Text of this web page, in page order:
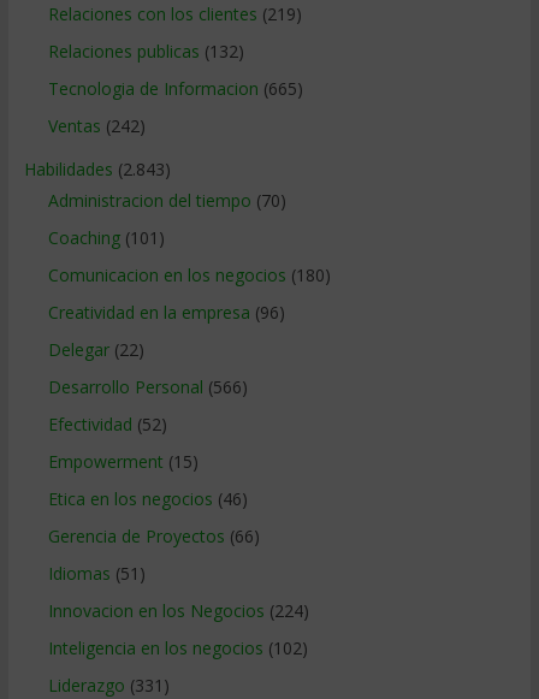
Relaciones con los clientes (219)
Relaciones publicas (132)
Tecnologia de Informacion (665)
Ventas (242)
Habilidades (2.843)
Administracion del tiempo (70)
Coaching(101)
Comunicacion en los negocios (180)
Creatividad en la empresa (96)
Delegar(22)
Desarrollo Personal (566)
Efectividad (52)
Empowerment (15)
Etica en los negocios (46)
Gerencia de Proyectos (66)
Idiomas (51)
Innovacion en los Negocios (224)
Inteligencia en los negocios (102)
Liderazgo (331)